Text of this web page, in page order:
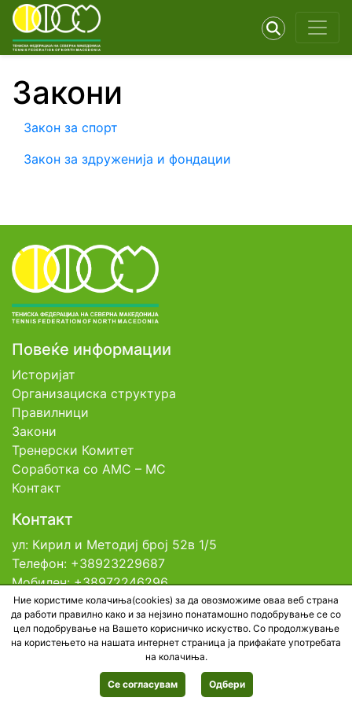
Закони
Закон за спорт
Закон за здруженија и фондации
Повеќе информации
Историјат
Организациска структура
Правилници
Закони
Тренерски Комитет
Соработка со АМС – МС
Контакт
Контакт
ул: Кирил и Методиј број 52в 1/5
Телефон: +38923229687
Мобилен: +38972246296
Емаил: contact@tfsm.mk
© 2026 Тениска Федерација на Северна
Македонија. All rights reserved. Developed by
BestNetStudio
Ние користиме колачиња(cookies) за да овозможиме оваа веб страна
да работи правилно како и за нејзино понатамошно подобрување се со
цел подобрување на Вашето корисничко искуство. Со продолжување
на користењето на нашата интернет страница ја прифаќате употребата
на колачиња.
Се согласувам Одбери